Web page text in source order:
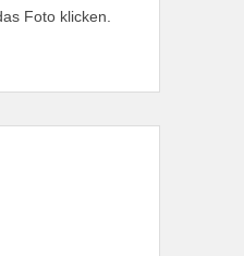
Foto klicken.